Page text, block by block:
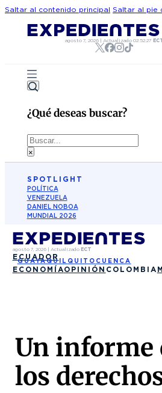
Saltar al contenido principal Saltar al pie
agosto 7, 2026 |Actualizado02:52:27
¿Qué deseas buscar?
Buscar
×
SPOTLIGHT
POLÍTICA
VENEZUELA
DANIEL NOBOA
MUNDIAL 2026
agosto 7, 2026| Actualizado ECT
ECUADOR
GUAYAQUIL QUITO CUENCA
ECONOMÍAOPINIÓN COLOMBIA
Un informe
los